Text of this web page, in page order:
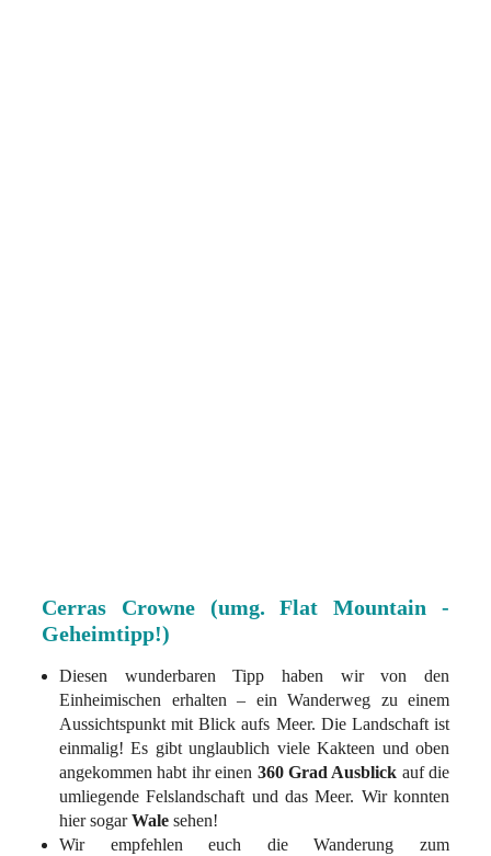
Cerras Crowne (umg. Flat Mountain -
Geheimtipp!)
Diesen wunderbaren Tipp haben wir von den
Einheimischen erhalten – ein Wanderweg zu einem
Aussichtspunkt mit Blick aufs Meer. Die Landschaft ist
einmalig! Es gibt unglaublich viele Kakteen und oben
angekommen habt ihr einen 360 Grad Ausblick auf die
umliegende Felslandschaft und das Meer. Wir konnten
hier sogarWale sehen!
Wir empfehlen euch die Wanderung zum